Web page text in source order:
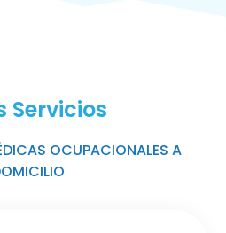
Servicios
OCUPACIONALES A